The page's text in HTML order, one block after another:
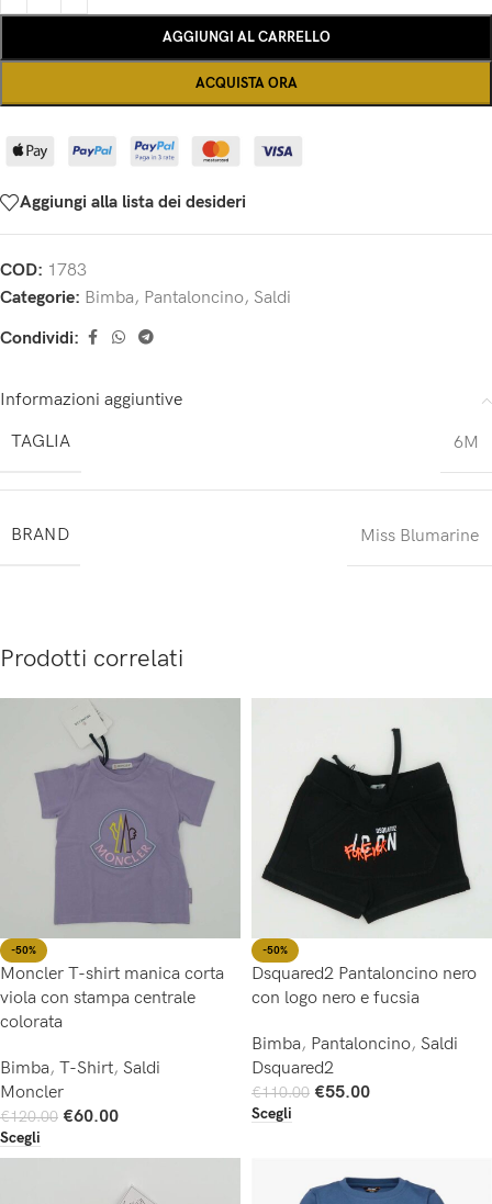
AGGIUNGI AL CARRELLO
ACQUISTA ORA
Aggiungi alla lista dei desideri
COD: 1783
Categorie: Bimba, Pantaloncino, Saldi
Condividi:
Informazioni aggiuntive
TAGLIA
6M
BRAND Miss Blumarine
Prodotti correlati
-50%
Moncler T-shirt manica corta
viola con stampa centrale
colorata
Bimba, T-Shirt, Saldi
Moncler
€120.00 €60.00
Scegli
-50%
Dsquared2 Pantaloncino nero
con logo nero e fucsia
Bimba, Pantaloncino, Saldi
Dsquared2
€110.00 €55.00
Scegli